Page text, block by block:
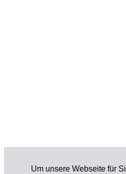
Um unsere Webseite für